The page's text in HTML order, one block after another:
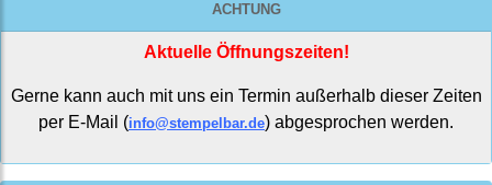
ACHTUNG
Aktuelle Öffnungszeiten!
Gerne kann auch mit uns ein Termin außerhalb dieser Zeiten
per E-Mail (info@stempelbar.de) abgesprochen werden.